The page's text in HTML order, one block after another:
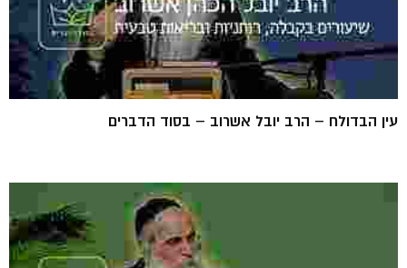
עין הבדולח – הרב יובל אשרוב – בסוד הדברים